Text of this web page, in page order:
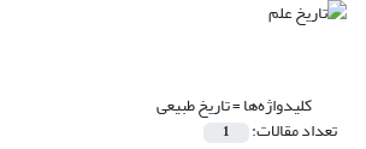
کلیدواژه‌ها =تاریخ طبیعی
تعداد مقالات: 1